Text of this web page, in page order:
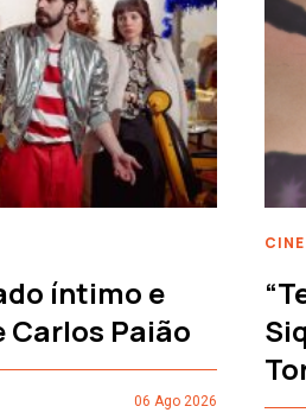
íntimo e
Carlos Paião
06 Ago 2026